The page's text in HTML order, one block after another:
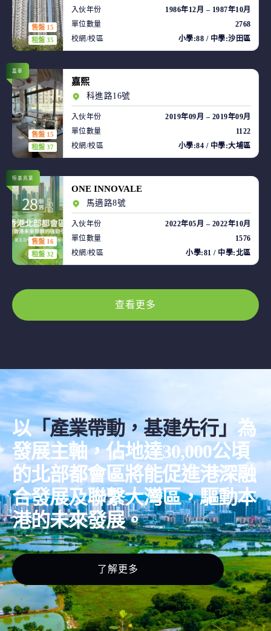
售盤 15
租盤 35
入伙年份
1986年12月 – 1987年10月
單位數量
2768
校網/校區
小學:88 / 中學:沙田區
售盤 15
租盤 37
嘉華
嘉熙
科進路16號
入伙年份
2019年09月 – 2019年09月
單位數量
1122
校網/校區
小學:84 / 中學:大埔區
售盤 16
租盤 32
恒基兆業
ONE INNOVALE
馬適路8號
入伙年份
2022年05月 – 2022年10月
單位數量
1576
校網/校區
小學:81 / 中學:北區
查看更多
以「產業帶動，基建先行」 為
發展主軸，佔地達30,000公頃
的北部都會區將能促進港深融
合發展及聯繫大灣區，驅動本
港的未來發展。
了解更多